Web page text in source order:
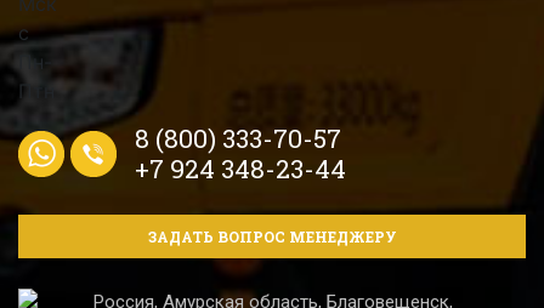
8 (800) 333-70-57
+7 924 348-23-44
ЗАДАТЬ ВОПРОС МЕНЕДЖЕРУ
Россия, Амурская область, Благовещенск,